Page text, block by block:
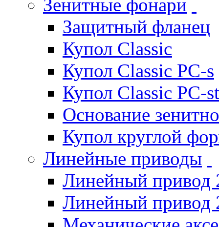
Зенитные фонари
Защитный фланец
Купол Classic
Купол Classic PC-s
Купол Classic PC-st
Основание
Купол круглой
Линейные приводы
Линейный привод
Линейный привод